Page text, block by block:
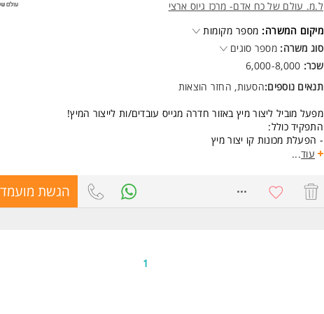
ל.מ. עולם של כח אדם- מרכז גיוס ארצי
מיקום המשרה: מספר מקומות
סוג משרה: מספר סוגים
שכר: 6,000-8,000
תנאים נוספים:הסעות, החזר הוצאות
מפעל מוביל ליצור מיץ באזור חדרה מגייס עובדים/ות לייצור המיץ!
התפקיד כולל:
- הפעלת מכונות קו יצור מיץ
- אחריות על תקינות המכונות והפס.
עבודה במשמרות בוקר+ ערב + לילה
מוכר כעבודה מועדפת
עוד...
הגשת
1